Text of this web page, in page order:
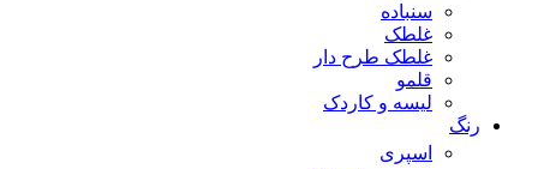
سنباده
غلطک
غلطک طرح دار
قلمو
لیسه و کاردک
رنگ
اسپری